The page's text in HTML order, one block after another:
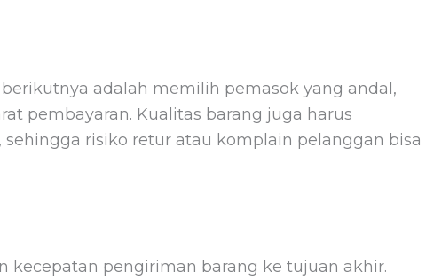
adalah memilih pemasok yang andal,
pembayaran. Kualitas barang juga harus
risiko retur atau komplain pelanggan bisa
kecepatan pengiriman barang ke tujuan akhir.